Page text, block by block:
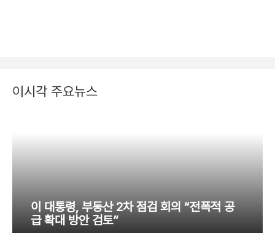
이시각 주요뉴스
이 대통령, 부동산 2차 점검 회의 “전폭적 공
급 확대 방안 검토”